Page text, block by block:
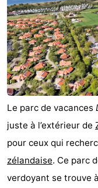
Duinweg
18
-
Kurhaus
-
Residentie
Soutelande
Campings
Chambre
d'hôtes
Chaumières
-
De
-
Le parc de vacances
juste à l’extérieur de
pour ceux qui
zélandaise. Ce parc
verdoyant se trouve